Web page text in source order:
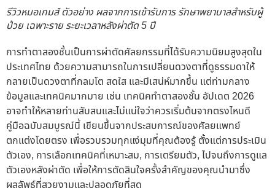
รีวิวหมอเกมส์ ตัวอย่าง ผลจากการเข้ารับการ รักษาพยาบาลสำหรับผู้
ป่วย เฉพาะราย ระยะเวลาหลังผ่าตัด 5 ปี
การทำตาสองชั้นเป็นการผ่าตัดศัลยกรรมที่ได้รับความนิยมสูงสุดใน
ประเทศไทย ด้วยความสามารถในการเปลี่ยนดวงตาที่ดูธรรมดาให้
กลายเป็นดวงตาที่กลมโต สดใส และมีเสน่ห์มากขึ้น แต่ท่ามกลาง
ข้อมูลและเทคนิคมากมาย เช่น เทคนิคทำตาสองชั้น อัปเดต 2026
อาจทำให้หลายท่านสับสนและไม่แน่ใจว่าควรเริ่มต้นจากตรงไหนดี
คู่มือฉบับสมบูรณ์นี้ เขียนขึ้นจากประสบการณ์ของศัลยแพทย์
ตกแต่งโดยตรง เพื่อรวบรวมทุกแง่มุมที่คุณต้องรู้ ตั้งแต่การประเมิน
ตัวเอง, การเลือกเทคนิคที่เหมาะสม, การเตรียมตัว, ไปจนถึงการดูแล
ตัวเองหลังผ่าตัด เพื่อให้การตัดสินใจครั้งสำคัญของคุณนำมาซึ่ง
ผลลัพธ์ที่สวยงามและปลอดภัยที่สุด